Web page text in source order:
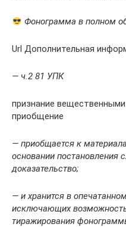
Фонограмма в полном
Url Дополнительная
— ч.2 81 УПК
признание
приобщение
— приобщается к
основании постановления
доказательство;
— и хранится в
исключающих
тиражирования